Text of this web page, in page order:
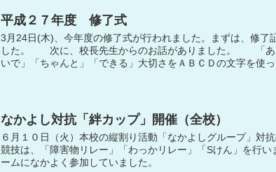
平成２７年度 修了式
3月24日(木)、今年度の修了式が行われました。まずは、修了
した。 次に、校長先生からのお話がありました。 「あ
いで」「ちゃんと」「できる」大切さをＡＢＣＤの文字を使
なかよし対抗「絆カップ」開催（全校）
６月１０日（火）本校の縦割り活動「なかよしグループ」対
競技は、「障害物リレー」「わっかリレー」「Sけん」を行
ームになかよく参加していました。